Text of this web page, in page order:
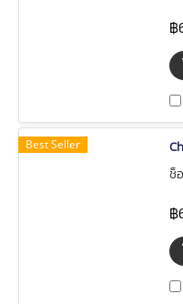
฿
Best Seller
ช็
฿